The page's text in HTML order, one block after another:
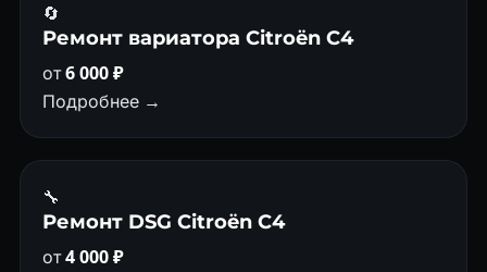
🔄
Ремонт вариатора Citroën C4
от6 000 ₽
Подробнее →
🔧
Ремонт DSG Citroën C4
от4 000 ₽